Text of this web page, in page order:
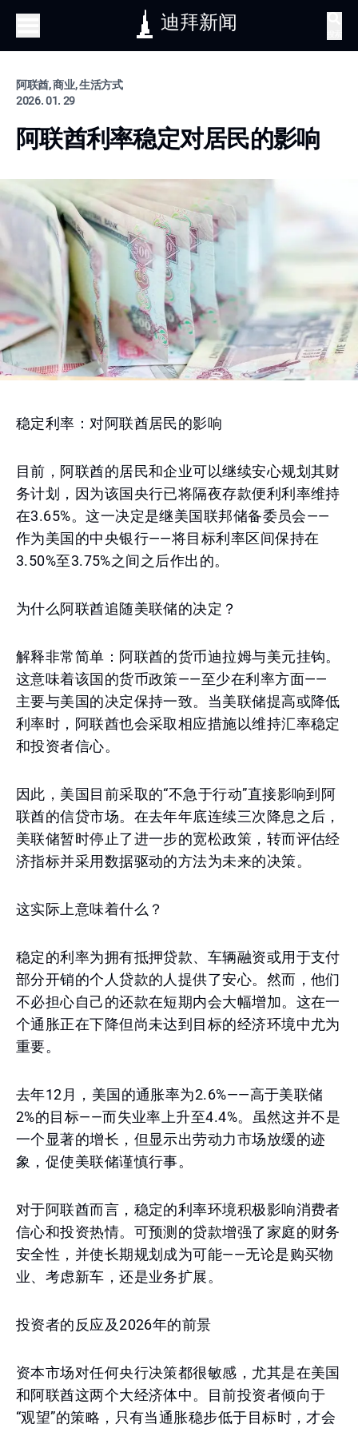
迪拜新闻
阿联酋, 商业, 生活方式
2026. 01. 29
阿联酋利率稳定对居民的影响
稳定利率：对阿联酋居民的影响
目前，阿联酋的居民和企业可以继续安心规划其财
务计划，因为该国央行已将隔夜存款便利利率维持
在3.65%。这一决定是继美国联邦储备委员会——
作为美国的中央银行——将目标利率区间保持在
3.50%至3.75%之间之后作出的。
为什么阿联酋追随美联储的决定？
解释非常简单：阿联酋的货币迪拉姆与美元挂钩。
这意味着该国的货币政策——至少在利率方面——
主要与美国的决定保持一致。当美联储提高或降低
利率时，阿联酋也会采取相应措施以维持汇率稳定
和投资者信心。
因此，美国目前采取的“不急于行动”直接影响到阿
联酋的信贷市场。在去年年底连续三次降息之后，
美联储暂时停止了进一步的宽松政策，转而评估经
济指标并采用数据驱动的方法为未来的决策。
这实际上意味着什么？
稳定的利率为拥有抵押贷款、车辆融资或用于支付
部分开销的个人贷款的人提供了安心。然而，他们
不必担心自己的还款在短期内会大幅增加。这在一
个通胀正在下降但尚未达到目标的经济环境中尤为
重要。
去年12月，美国的通胀率为2.6%——高于美联储
2%的目标——而失业率上升至4.4%。虽然这并不是
一个显著的增长，但显示出劳动力市场放缓的迹
象，促使美联储谨慎行事。
对于阿联酋而言，稳定的利率环境积极影响消费者
信心和投资热情。可预测的贷款增强了家庭的财务
安全性，并使长期规划成为可能——无论是购买物
业、考虑新车，还是业务扩展。
投资者的反应及2026年的前景
资本市场对任何央行决策都很敏感，尤其是在美国
和阿联酋这两个大经济体中。目前投资者倾向于
“观望”的策略，只有当通胀稳步低于目标时，才会